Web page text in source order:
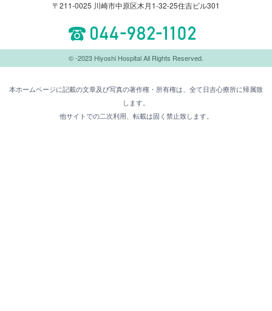
〒211-0025 川崎市中原区木月1-32-25住吉ビル301
044-982-1102
© -2023 Hiyoshi Hospital All Rights Reserved.
本ホームページに記載の文章及び写真の著作権・所有権は、全て日吉心療所に帰属致
します。
他サイトでの二次利用、転載は固く禁止致します。